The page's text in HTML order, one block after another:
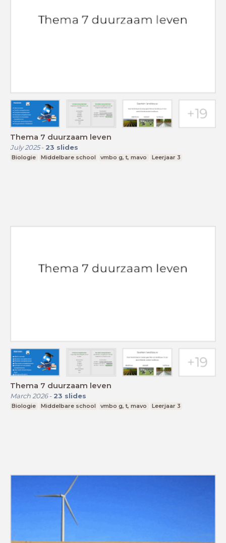
Thema 7 duurzaam leven
July 2025- 23 slides
Biologie Middelbare school vmbo g, t, mavo Leerjaar 3
Thema 7 duurzaam leven
March 2026- 23 slides
Biologie Middelbare school vmbo g, t, mavo Leerjaar 3